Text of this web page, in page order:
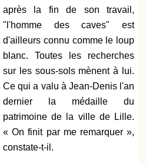
après la fin de son travail,
"l'homme des caves" est
d'ailleurs connu comme le loup
blanc. Toutes les recherches
sur les sous-sols mènent à lui.
Ce qui a valu à Jean-Denis l'an
dernier la médaille du
patrimoine de la ville de Lille.
« On finit par me remarquer »,
constate-t-il.